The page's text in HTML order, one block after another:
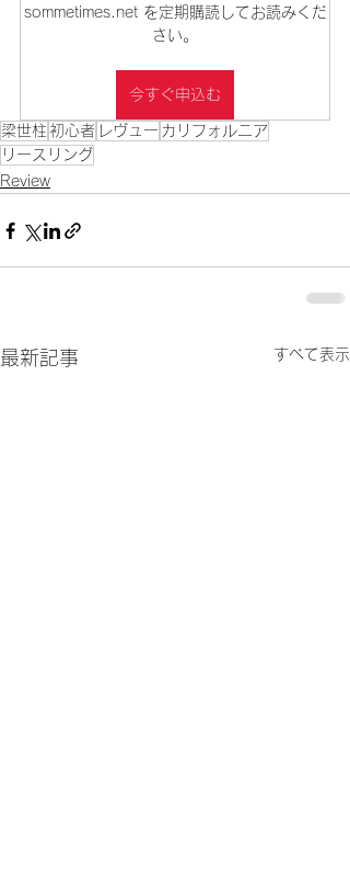
sommetimes.net を定期購読してお読みくだ
さい。
今すぐ申込む
梁世柱 初心者 レヴュー カリフォルニア
リースリング
Review
最新記事 すべて表示